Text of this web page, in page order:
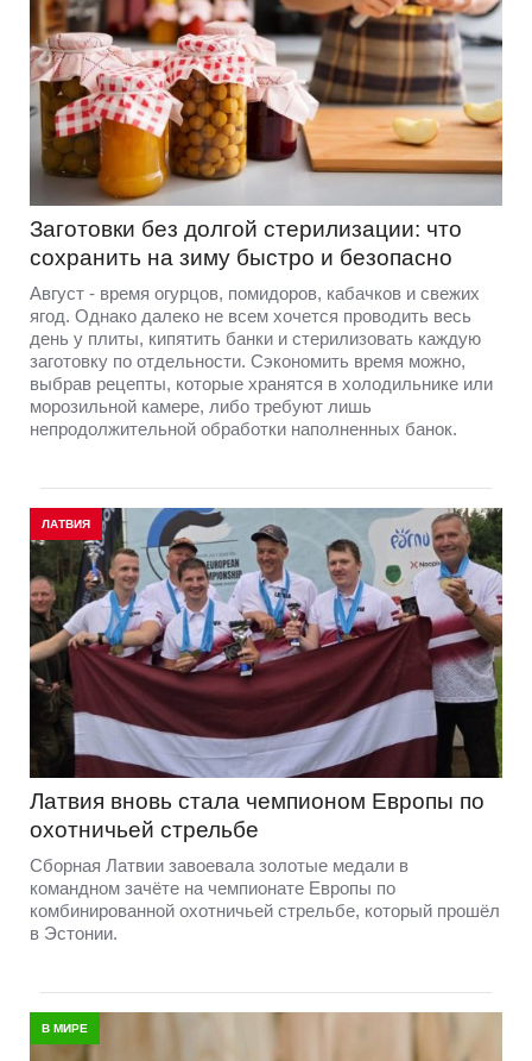
Заготовки без долгой стерилизации: что
сохранить на зиму быстро и безопасно
Август - время огурцов, помидоров, кабачков и свежих
ягод. Однако далеко не всем хочется проводить весь
день у плиты, кипятить банки и стерилизовать каждую
заготовку по отдельности. Сэкономить время можно,
выбрав рецепты, которые хранятся в холодильнике или
морозильной камере, либо требуют лишь
непродолжительной обработки наполненных банок.
ЛАТВИЯ
Латвия вновь стала чемпионом Европы по
охотничьей стрельбе
Сборная Латвии завоевала золотые медали в
командном зачёте на чемпионате Европы по
комбинированной охотничьей стрельбе, который прошёл
в Эстонии.
В МИРЕ